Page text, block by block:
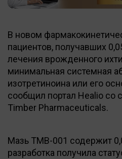
В новом
пациентов, получавших
лечения врожденного
минимальная системная
изотретиноина или его
сообщил портал Нealio со
Timber Pharmaceuticals.
Мазь TMB-001 содержит
разработка получила